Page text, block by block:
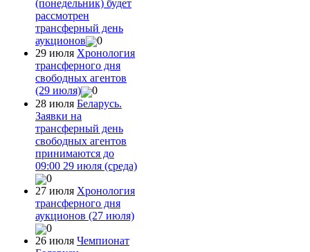
(понедельник) будет
рассмотрен
трансферный день
аукционов
0
29 июля Хронология
трансферного дня
свободных агентов
(29 июля)
0
28 июля Беларусь.
Заявки на
трансферный день
свободных агентов
принимаются до
09:00 29 июля (среда)
0
27 июля Хронология
трансферного дня
аукционов (27 июля)
0
26 июля Чемпионат